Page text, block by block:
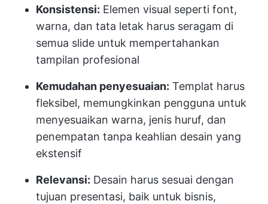
Konsistensi: Elemen visual seperti font,
warna, dan tata letak harus seragam di
semua slide untuk mempertahankan
tampilan profesional
Kemudahan penyesuaian: Templat harus
fleksibel, memungkinkan pengguna untuk
menyesuaikan warna, jenis huruf, dan
penempatan tanpa keahlian desain yang
ekstensif
Relevansi: Desain harus sesuai dengan
tujuan presentasi, baik untuk bisnis,